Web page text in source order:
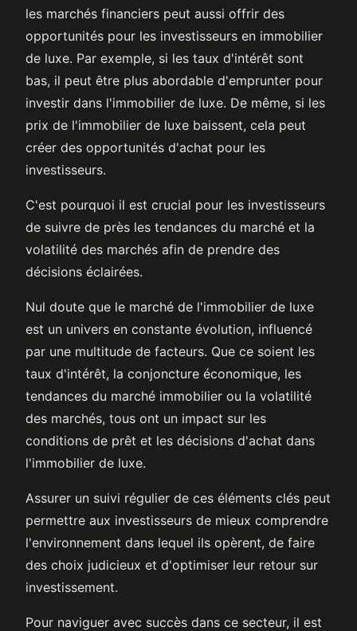
les marchés financiers peut aussi offrir des
opportunités pour les investisseurs en immobilier
de luxe. Par exemple, si les taux d'intérêt sont
bas, il peut être plus abordable d'emprunter pour
investir dans l'immobilier de luxe. De même, si les
prix de l'immobilier de luxe baissent, cela peut
créer des opportunités d'achat pour les
investisseurs.
C'est pourquoi il est crucial pour les investisseurs
de suivre de près les tendances du marché et la
volatilité des marchés afin de prendre des
décisions éclairées.
Nul doute que le marché de l'immobilier de luxe
est un univers en constante évolution, influencé
par une multitude de facteurs. Que ce soient les
taux d'intérêt, la conjoncture économique, les
tendances du marché immobilier ou la volatilité
des marchés, tous ont un impact sur les
conditions de prêt et les décisions d'achat dans
l'immobilier de luxe.
Assurer un suivi régulier de ces éléments clés peut
permettre aux investisseurs de mieux comprendre
l'environnement dans lequel ils opèrent, de faire
des choix judicieux et d'optimiser leur retour sur
investissement.
Pour naviguer avec succès dans ce secteur, il est